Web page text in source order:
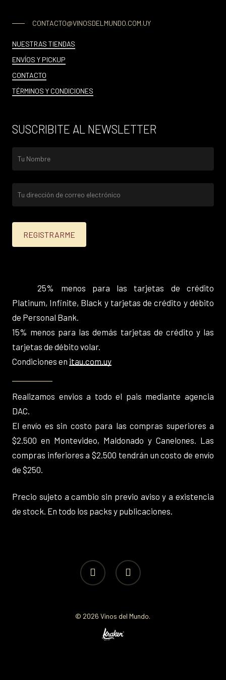
CONTACTO@VINOSDELMUNDO.COM.UY
NUESTRAS TIENDAS
ENVÍOS Y PICKUP
CONTACTO
TÉRMINOS Y CONDICIONES
SUSCRIBITE AL NEWSLETTER
25% menos para las tarjetas de crédito
Platinum, Infinite, Black y tarjetas de crédito y débito
de Personal Bank.
15% menos para las demás tarjetas de crédito y las
tarjetas de débito volar.
Condiciones en itau.com.uy
Realizamos envios a todo el pais mediante agencia
DAC.
El envío es sin costo para las compras superiores a
$2.500 en Montevideo, Maldonado y Canelones. Las
compras inferiores a $2.500 tendrán un costo de envío
de $250.
Precio sujeto a cambio sin previo aviso y a existencia
de stock. En todo los packs y publicaciones.
facebook instagram
© 2026 Vinos del Mundo.